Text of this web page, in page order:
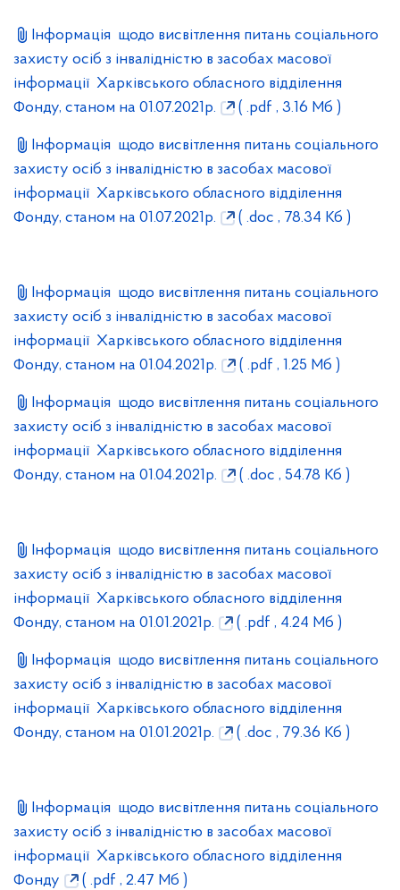
Інформація щодо висвітлення питань соціального
захисту осіб з інвалідністю в засобах масової
інформації Харківського обласного відділення
Фонду, станом на 01.07.2021р.
( .pdf , 3.16 Мб )
Інформація щодо висвітлення питань соціального
захисту осіб з інвалідністю в засобах масової
інформації Харківського обласного відділення
Фонду, станом на 01.07.2021р.
( .doc , 78.34 Кб )
Інформація щодо висвітлення питань соціального
захисту осіб з інвалідністю в засобах масової
інформації Харківського обласного відділення
Фонду, станом на 01.04.2021р.
( .pdf , 1.25 Мб )
Інформація щодо висвітлення питань соціального
захисту осіб з інвалідністю в засобах масової
інформації Харківського обласного відділення
Фонду, станом на 01.04.2021р.
( .doc , 54.78 Кб )
Інформація щодо висвітлення питань соціального
захисту осіб з інвалідністю в засобах масової
інформації Харківського обласного відділення
Фонду, станом на 01.01.2021р.
( .pdf , 4.24 Мб )
Інформація щодо висвітлення питань соціального
захисту осіб з інвалідністю в засобах масової
інформації Харківського обласного відділення
Фонду, станом на 01.01.2021р.
( .doc , 79.36 Кб )
Інформація щодо висвітлення питань соціального
захисту осіб з інвалідністю в засобах масової
інформації Харківського обласного відділення
Фонду
( .pdf , 2.47 Мб )